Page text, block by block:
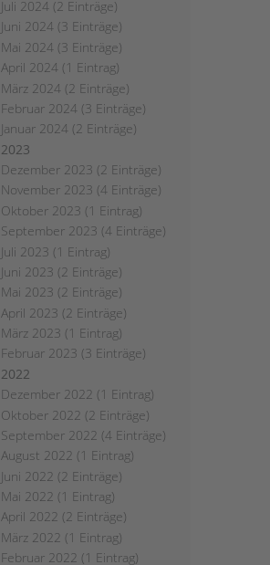
Juli 2024 (2 Einträge)
Juni 2024 (3 Einträge)
Mai 2024 (3 Einträge)
April 2024 (1 Eintrag)
März 2024 (2 Einträge)
Februar 2024 (3 Einträge)
Januar 2024 (2 Einträge)
2023
Dezember 2023 (2 Einträge)
November 2023 (4 Einträge)
Oktober 2023 (1 Eintrag)
September 2023 (4 Einträge)
Juli 2023 (1 Eintrag)
Juni 2023 (2 Einträge)
Mai 2023 (2 Einträge)
April 2023 (2 Einträge)
März 2023 (1 Eintrag)
Februar 2023 (3 Einträge)
2022
Dezember 2022 (1 Eintrag)
Oktober 2022 (2 Einträge)
September 2022 (4 Einträge)
August 2022 (1 Eintrag)
Juni 2022 (2 Einträge)
Mai 2022 (1 Eintrag)
April 2022 (2 Einträge)
März 2022 (1 Eintrag)
Februar 2022 (1 Eintrag)